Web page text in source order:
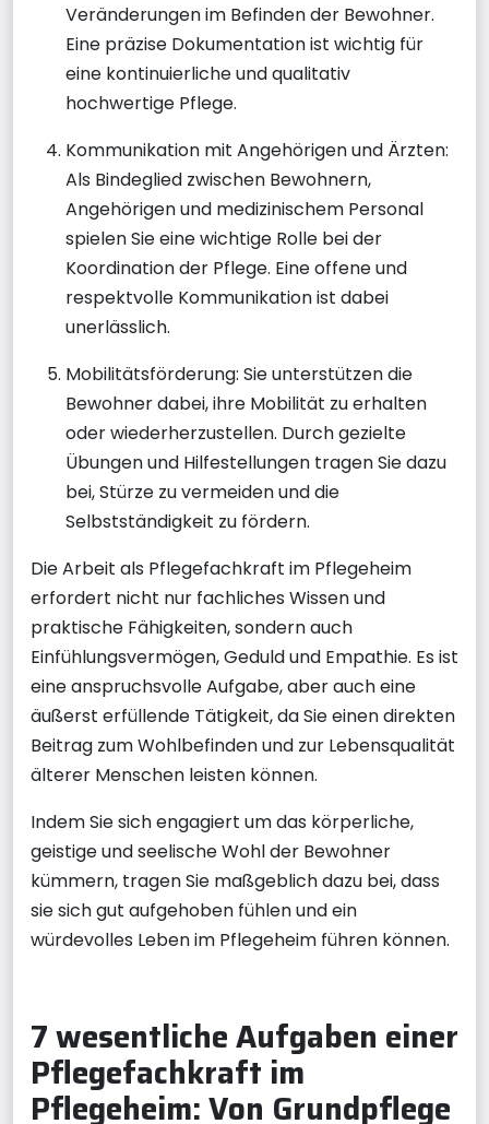
Veränderungen im Befinden der Bewohner.
Eine präzise Dokumentation ist wichtig für
eine kontinuierliche und qualitativ
hochwertige Pflege.
Kommunikation mit Angehörigen und Ärzten:
Als Bindeglied zwischen Bewohnern,
Angehörigen und medizinischem Personal
spielen Sie eine wichtige Rolle bei der
Koordination der Pflege. Eine offene und
respektvolle Kommunikation ist dabei
unerlässlich.
Mobilitätsförderung: Sie unterstützen die
Bewohner dabei, ihre Mobilität zu erhalten
oder wiederherzustellen. Durch gezielte
Übungen und Hilfestellungen tragen Sie dazu
bei, Stürze zu vermeiden und die
Selbstständigkeit zu fördern.
Die Arbeit als Pflegefachkraft im Pflegeheim
erfordert nicht nur fachliches Wissen und
praktische Fähigkeiten, sondern auch
Einfühlungsvermögen, Geduld und Empathie. Es ist
eine anspruchsvolle Aufgabe, aber auch eine
äußerst erfüllende Tätigkeit, da Sie einen direkten
Beitrag zum Wohlbefinden und zur Lebensqualität
älterer Menschen leisten können.
Indem Sie sich engagiert um das körperliche,
geistige und seelische Wohl der Bewohner
kümmern, tragen Sie maßgeblich dazu bei, dass
sie sich gut aufgehoben fühlen und ein
würdevolles Leben im Pflegeheim führen können.
7 wesentliche Aufgaben einer
Pflegefachkraft im
Pflegeheim: Von Grundpflege